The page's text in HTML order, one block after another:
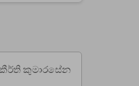
කීර්ති කුමාරසේන